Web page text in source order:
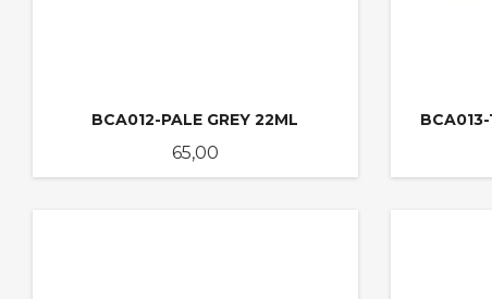
BCA012-PALE GREY 22ML
Pris
65,00